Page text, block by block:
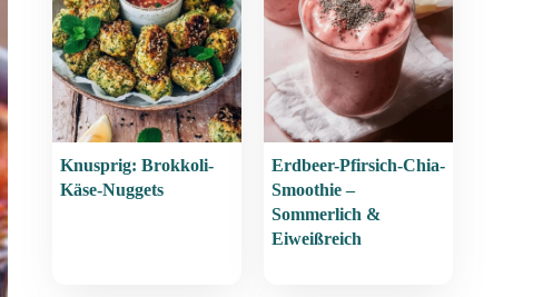
Knusprig: Brokkoli-
Käse-Nuggets
Erdbeer-Pfirsich-Chia-
Smoothie –
Sommerlich &
Eiweißreich